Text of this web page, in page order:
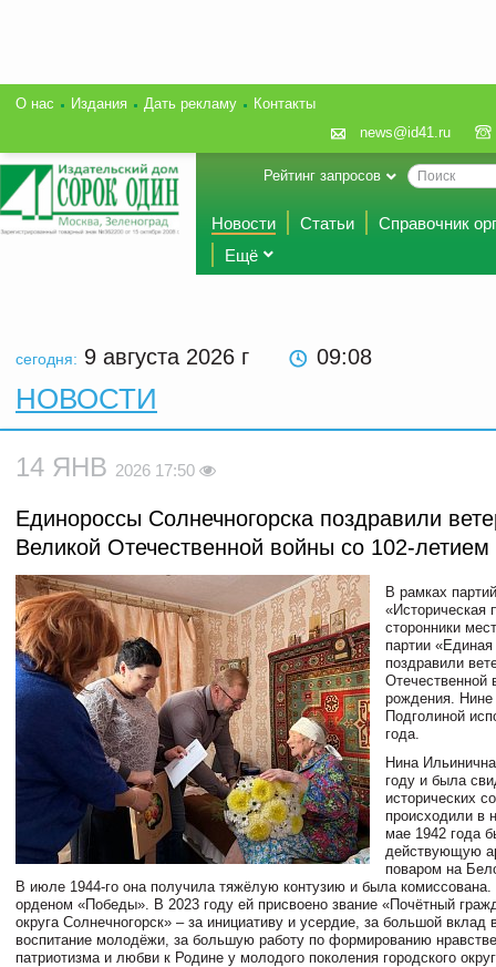
О нас Издания Дать рекламу
Контакты
news@id41.ru
Рейтинг запросов
Новости Статьи
Справочник
Ещё
сегодня: 9 августа 2026 г 09:08
НОВОСТИ
14 ЯНВ 2026 17:50
Единороссы Солнечногорска поздравили
Великой Отечественной войны со 102-летием
В рамках
«Историческая
сторонники
партии
поздравили
Отечественной
рождения.
Подголиной
года.
Нина
году и была
исторических
происходили в
мае 1942 года
действующую
поваром на
В июле 1944-го она получила тяжёлую контузию и была
орденом «Победы». В 2023 году ей присвоено звание «Почётный
округа Солнечногорск» – за инициативу и усердие, за большой вклад
воспитание молодёжи, за большую работу по формированию
патриотизма и любви к Родине у молодого поколения городского